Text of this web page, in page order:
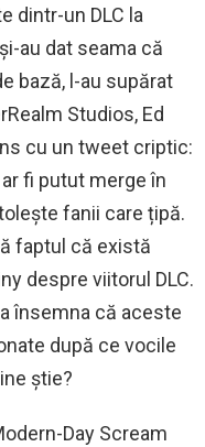
dintr-un DLC la
au dat seama că
bază, l-au supărat
Studios, Ed
cu un tweet criptic:
fi putut merge în
fanii care țipă.
faptul că există
despre viitorul DLC.
însemna că aceste
după ce vocile
știe?
Day Scream